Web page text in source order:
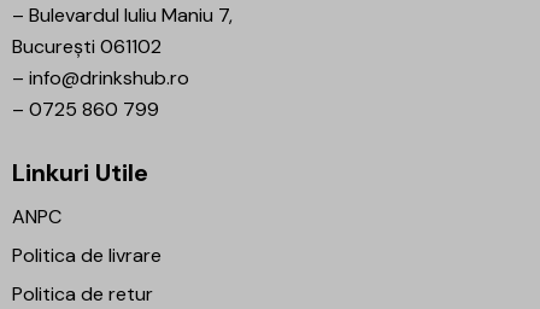
– Bulevardul Iuliu Maniu 7,
București 061102
– info@drinkshub.ro
– 0725 860 799
Linkuri Utile
ANPC
Politica de livrare
Politica de retur